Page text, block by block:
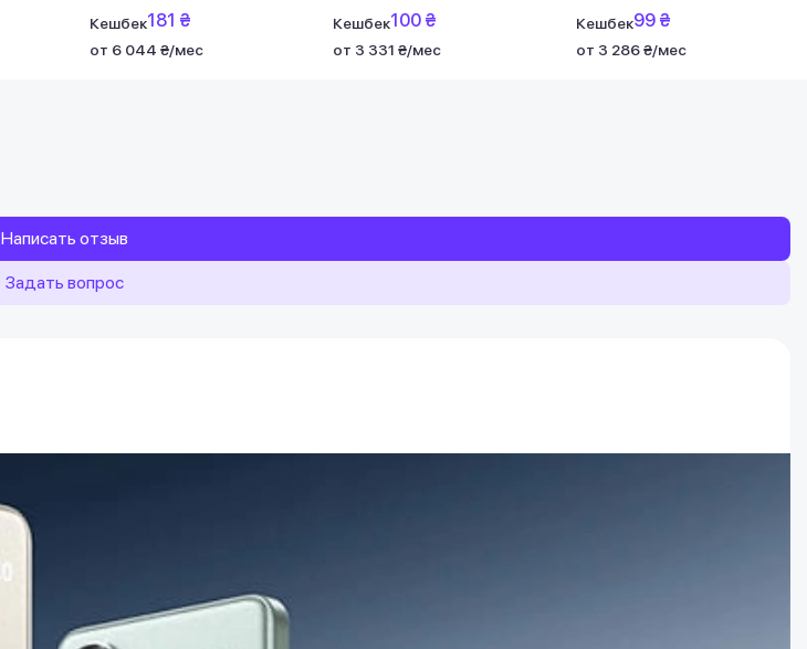
Кешбек181 ₴
от 6 044 ₴/мес
Кешбек100 ₴
от 3 331 ₴/мес
Кешбек99 ₴
от 3 286 ₴/мес
Написать отзыв
Задать вопрос